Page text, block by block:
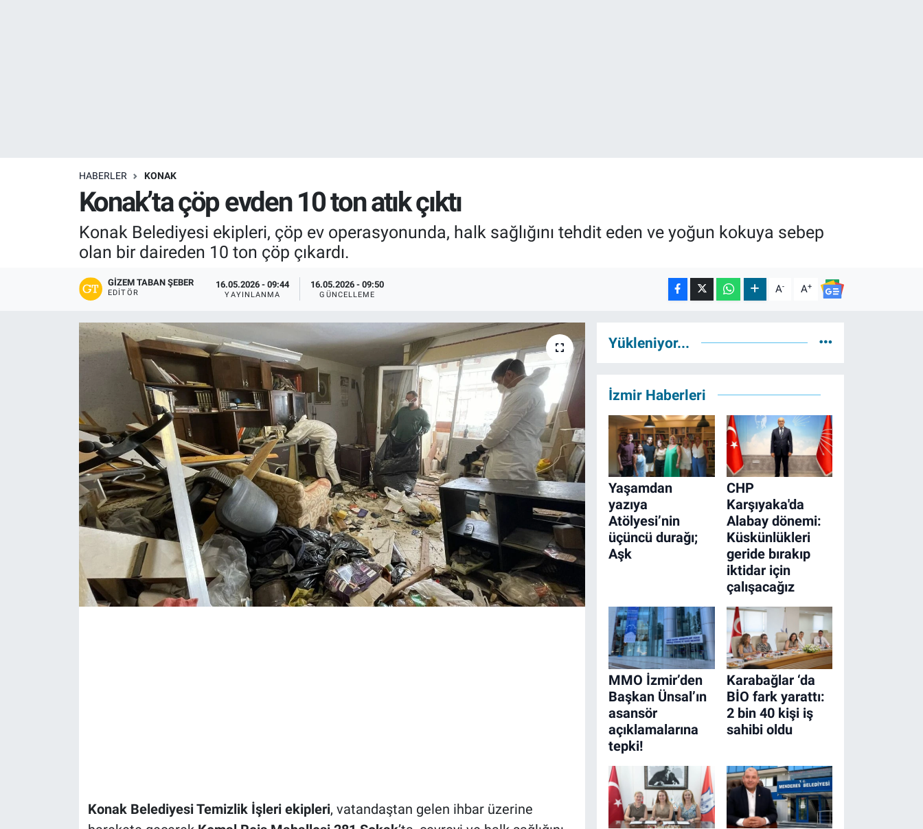
HABERLER KONAK
Konak’ta çöp evden 10 ton atık çıktı
Konak Belediyesi ekipleri, çöp ev operasyonunda, halk sağlığını tehdit eden ve yoğun kokuya sebep
olan bir daireden 10 ton çöp çıkardı.
GIZEM TABAN ŞEBER
EDITÖR
16.05.2026 - 09:44
YAYINLANMA
16.05.2026 - 09:50
GÜNCELLEME A- A+
Konak Belediyesi Temizlik İşleri ekipleri, vatandaştan gelen ihbar üzerine
Yükleniyor...
İzmir Haberleri
Yaşamdan
yazıya
Atölyesi’nin
üçüncü durağı;
Aşk
CHP
Karşıyaka'da
Alabay dönemi:
Küskünlükleri
geride bırakıp
iktidar için
çalışacağız
MMO İzmir’den
Başkan Ünsal’ın
asansör
açıklamalarına
tepki!
Karabağlar ‘da
BİO fark yarattı:
2 bin 40 kişi iş
sahibi oldu